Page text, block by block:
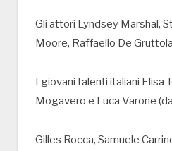
Gli attori Lyndsey Marshal,
Moore, Raffaello De
I giovani talenti italiani Elisa
Mogavero e Luca Varone
Gilles Rocca, Samuele